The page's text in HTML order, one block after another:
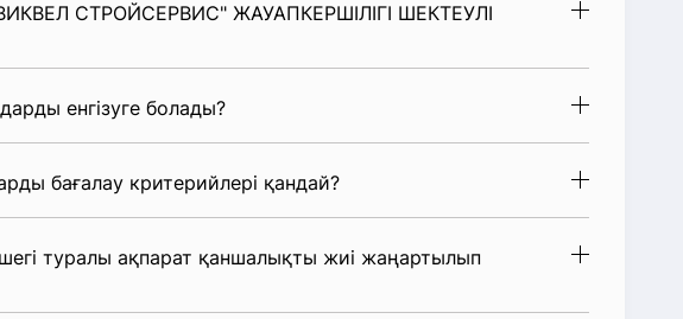
СТРОЙСЕРВИС" ЖАУАПКЕРШІЛІГІ ШЕКТЕУЛІ
енгізуге болады?
бағалау критерийлері қандай?
туралы ақпарат қаншалықты жиі жаңартылып